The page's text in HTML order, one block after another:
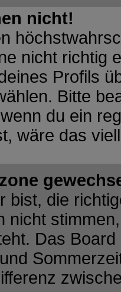
nicht!
nicht richtig
Profils
Bitte
du ein
wäre das
bist, die
nicht
Das